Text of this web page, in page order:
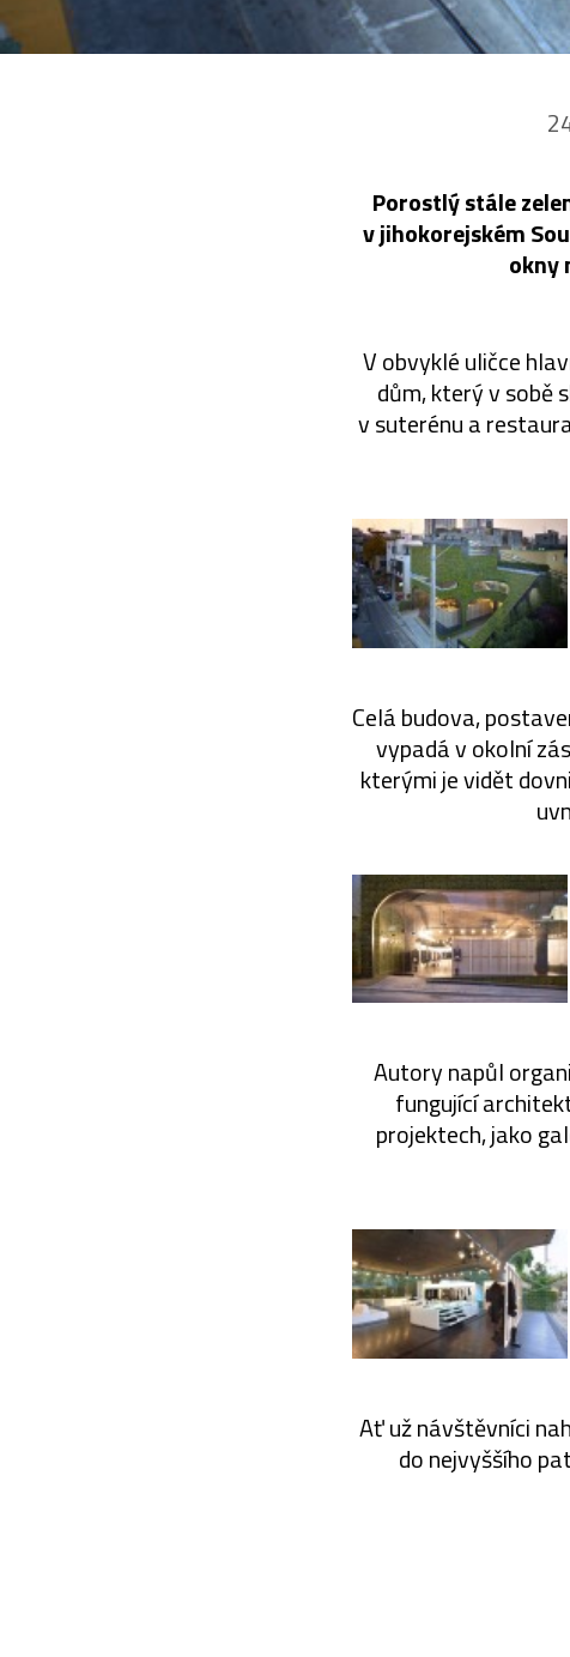
Porostlý stále
v jihokorejském
okny
V obvyklé uličce
dům, který v sobě
v suterénu a
Celá budova,
vypadá v okolní
kterými je vidět
Autory napůl
fungující
projektech, jako
Ať už návštěvníci
do nejvyššího